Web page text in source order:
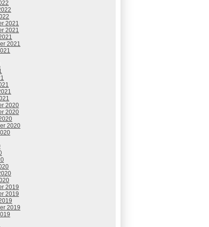
2021
2021
2021
2020
2020
2020
2019
2019
2019